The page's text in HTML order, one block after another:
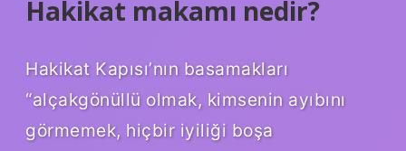
Hakikat makamı nedir?
Hakikat Kapısı’nın basamakları
“alçakgönüllü olmak, kimsenin ayıbını
görmemek, hiçbir iyiliği boşa